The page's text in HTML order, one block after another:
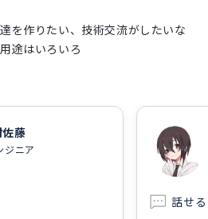
を作りたい、技術交流がしたいな
途はいろいろ
藤
ジニア
話せ